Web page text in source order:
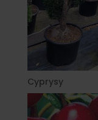
Cyprysy